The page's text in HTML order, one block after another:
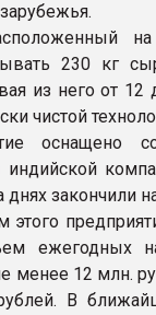
230 кг
из него от
чистой
оснащено
индийской
днях закончили
этого
ежегодных
менее 12 млн.
В